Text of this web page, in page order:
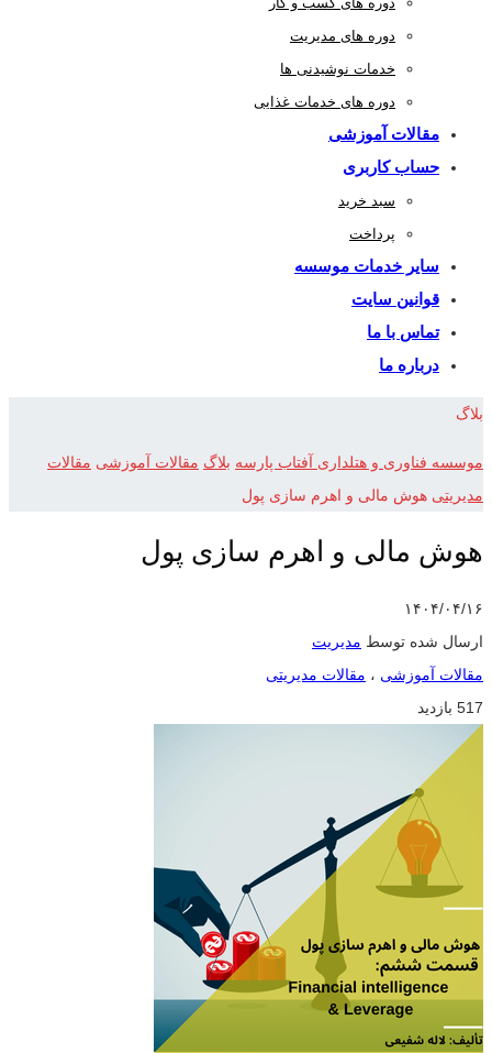
دوره های مدیریت
خدمات نوشیدنی ها
دوره های خدمات غذایی
مقالات آموزشی
حساب کاربری
سبد خرید
پرداخت
سایر خدمات موسسه
قوانین سایت
تماس با ما
درباره ما
بلاگ
موسسه فناوری و هتلداری آفتاب پارسه بلاگ مقالات آموزشی مقالات
مدیریتی هوش مالی و اهرم سازی پول
هوش مالی و اهرم سازی پول
۱۴۰۴/۰۴/۱۶
ارسال شده توسط مدیریت
مقالات آموزشی ، مقالات مدیریتی
517 بازدید